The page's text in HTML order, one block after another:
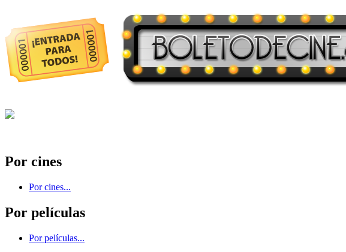
Por cines
Por cines...
Por películas
Por películas...